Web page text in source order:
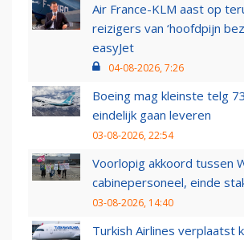
Air France-KLM aast op
reizigers van ‘hoofdpijn
easyJet
04-08-2026, 7:26
Boeing mag kleinste telg
eindelijk gaan leveren
03-08-2026, 22:54
Voorlopig akkoord tussen
cabinepersoneel, einde
03-08-2026, 14:40
Turkish Airlines verplaatst